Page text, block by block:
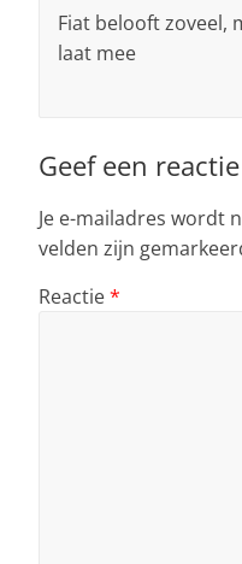
Fiat belooft zoveel,
laat mee
Geef een reactie
Je e-mailadres wordt
velden zijn
Reactie*